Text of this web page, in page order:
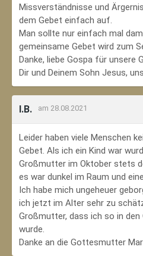
Missverständnisse und
dem Gebet einfach auf.
Man sollte nur einfach mal
gemeinsame Gebet wird zum
Danke, liebe Gospa für unsere
Dir und Deinem Sohn Jesus,
I.B. am 28.08.2021
Leider haben viele Menschen
Gebet. Als ich ein Kind war
Großmutter im Oktober stets
es war dunkel im Raum und
Ich habe mich ungeheuer
ich jetzt im Alter sehr zu
Großmutter, dass ich so in den
wurde.
Danke an die Gottesmutter